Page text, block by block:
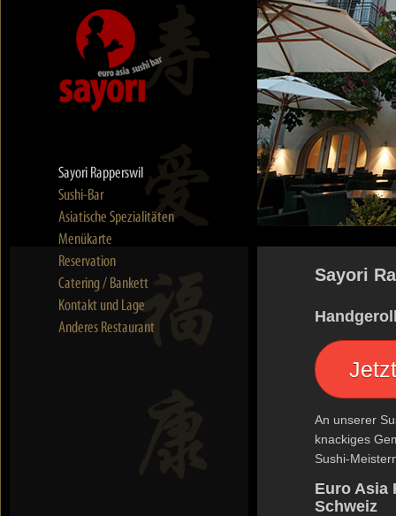
Sayori
An unserer
knackiges
Sushi-
Euro Asia
Schweiz